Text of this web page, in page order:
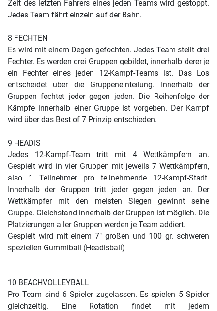
Zeit des letzten Fahrers eines jeden Teams wird gestoppt.
Jedes Team fährt einzeln auf der Bahn.
8 FECHTEN
Es wird mit einem Degen gefochten. Jedes Team stellt drei
Fechter. Es werden drei Gruppen gebildet, innerhalb derer je
ein Fechter eines jeden 12-Kampf-Teams ist. Das Los
entscheidet über die Gruppeneinteilung. Innerhalb der
Gruppen fechtet jeder gegen jeden. Die Reihenfolge der
Kämpfe innerhalb einer Gruppe ist vorgeben. Der Kampf
wird über das Best of 7 Prinzip entschieden.
9 HEADIS
Jedes 12-Kampf-Team tritt mit 4 Wettkämpfern an.
Gespielt wird in vier Gruppen mit jeweils 7 Wettkämpfern,
also 1 Teilnehmer pro teilnehmende 12-Kampf-Stadt.
Innerhalb der Gruppen tritt jeder gegen jeden an. Der
Wettkämpfer mit den meisten Siegen gewinnt seine
Gruppe. Gleichstand innerhalb der Gruppen ist möglich. Die
Platzierungen aller Gruppen werden je Team addiert.
Gespielt wird mit einem 7" großen und 100 gr. schweren
speziellen Gummiball (Headisball)
10 BEACHVOLLEYBALL
Pro Team sind 6 Spieler zugelassen. Es spielen 5 Spieler
gleichzeitig. Eine Rotation findet mit jedem